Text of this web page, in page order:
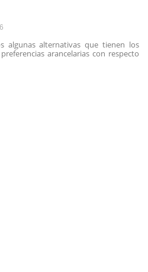
algunas alternativas que tienen los
arancelarias con respecto